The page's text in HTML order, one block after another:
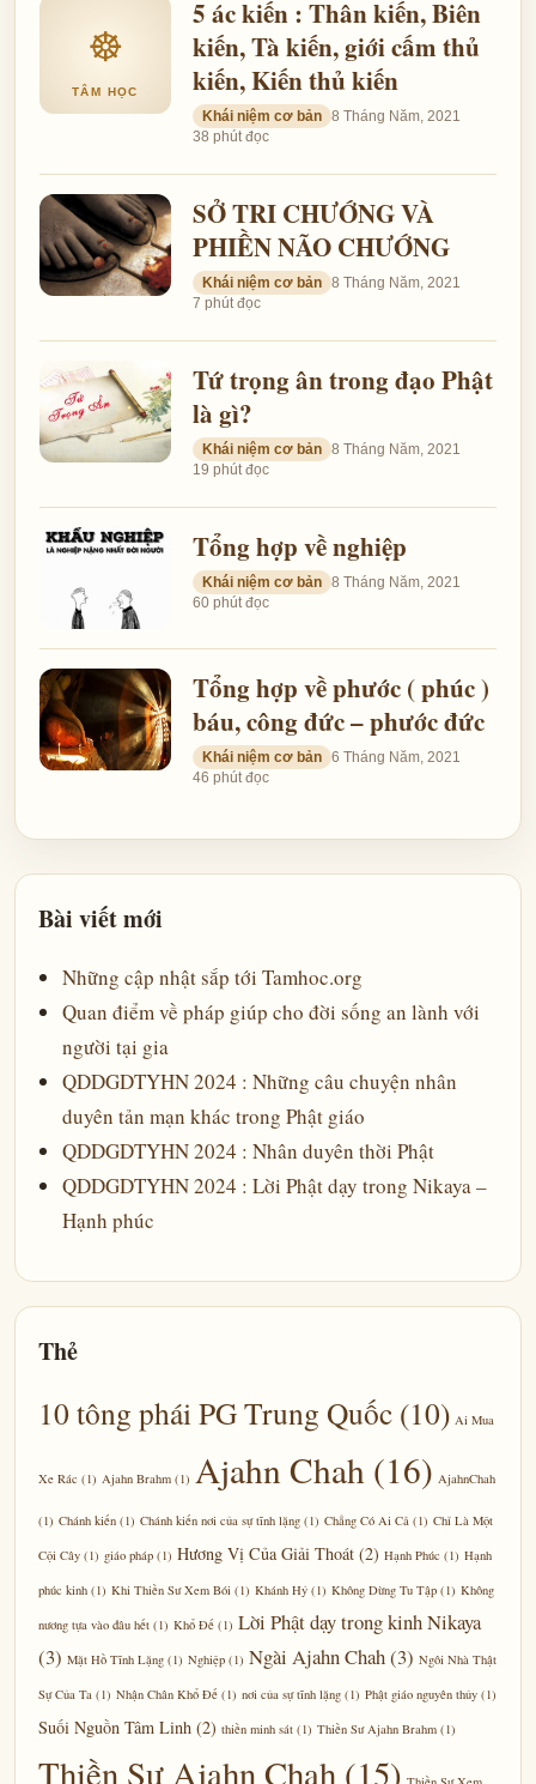
☸
TÂM HỌC
5 ác kiến : Thân kiến, Biên
kiến, Tà kiến, giới cấm thủ
kiến, Kiến thủ kiến
Khái niệm cơ bản 8 Tháng Năm, 2021
38 phút đọc
SỞ TRI CHƯỚNG VÀ
PHIỀN NÃO CHƯỚNG
Khái niệm cơ bản 8 Tháng Năm, 2021
7 phút đọc
Tứ trọng ân trong đạo Phật
là gì?
Khái niệm cơ bản 8 Tháng Năm, 2021
19 phút đọc
Tổng hợp về nghiệp
Khái niệm cơ bản 8 Tháng Năm, 2021
60 phút đọc
Tổng hợp về phước ( phúc )
báu, công đức – phước đức
Khái niệm cơ bản 6 Tháng Năm, 2021
46 phút đọc
Bài viết mới
Những cập nhật sắp tới Tamhoc.org
Quan điểm về pháp giúp cho đời sống an lành với
người tại gia
QDDGDTYHN 2024 : Những câu chuyện nhân
duyên tản mạn khác trong Phật giáo
QDDGDTYHN 2024 : Nhân duyên thời Phật
QDDGDTYHN 2024 : Lời Phật dạy trong Nikaya –
Hạnh phúc
Thẻ
10 tông phái PG Trung Quốc (10) Ai Mua
Xe Rác (1) Ajahn Brahm (1) Ajahn Chah (16) AjahnChah
(1) Chánh kiến (1) Chánh kiến nơi của sự tĩnh lặng (1) Chẳng Có Ai Cả (1) Chỉ Là Một
Cội Cây (1) giáo pháp (1) Hương Vị Của Giải Thoát (2) Hạnh Phúc (1) Hạnh
phúc kinh (1) Khi Thiền Sư Xem Bói (1) Khánh Hỷ (1) Không Dừng Tu Tập (1) Không
nương tựa vào đâu hết (1) Khổ Đế (1) Lời Phật dạy trong kinh Nikaya
(3) Mặt Hồ Tĩnh Lặng (1) Nghiệp (1) Ngài Ajahn Chah(3) Ngôi Nhà Thật
Sự Của Ta (1) Nhận Chân Khổ Đế (1) nơi của sự tĩnh lặng (1) Phật giáo nguyên thủy (1)
Suối Nguồn Tâm Linh (2) thiền minh sát (1) Thiền Sư Ajahn Brahm (1)
Thiền Sư Ajahn Chah (15)